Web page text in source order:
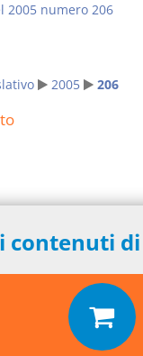
2005 numero 206
2005 206
contenuti